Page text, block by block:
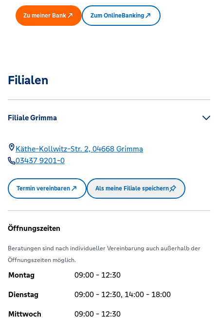
Zu meiner Bank Zum OnlineBanking
Filialen
Filiale Grimma
Käthe-Kollwitz-Str. 2, 04668 Grimma
03437 9201-0
Termin vereinbaren Als meine Filiale speichern
Öffnungszeiten
Beratungen sind nach individueller Vereinbarung auch außerhalb der
Öffnungszeiten möglich.
Montag 09:00 - 12:30
Dienstag 09:00 - 12:30, 14:00 - 18:00
Mittwoch 09:00 - 12:30